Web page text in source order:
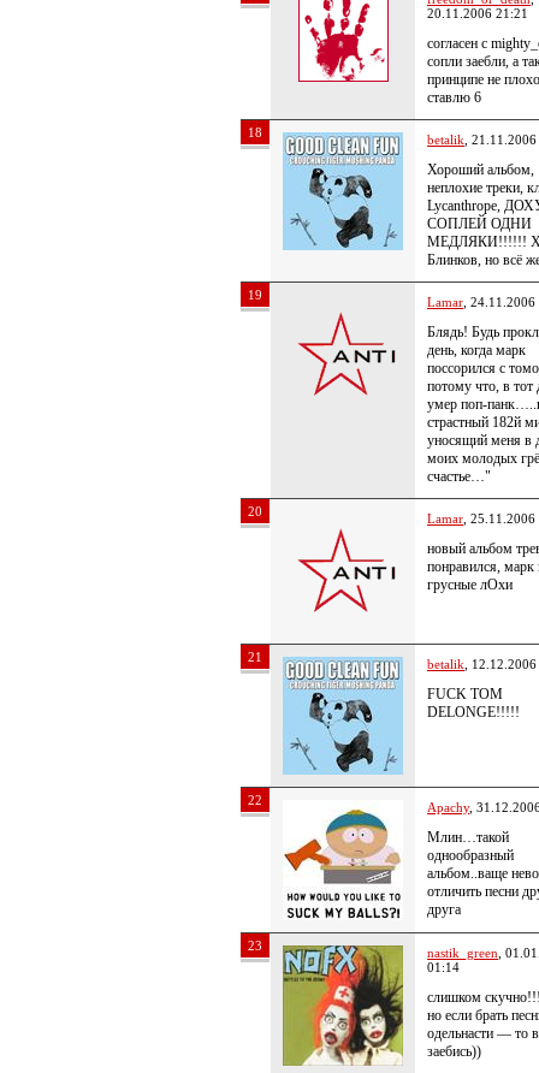
20.11.2006 21:21
согласен с
сопли заебли, а
принципе не
ставлю 6
18 betalik ,
Хороший альбом,
неплохие треки,
Lycanthrope,
СОПЛЕЙ ОДНИ
МЕДЛЯКИ!!!!!!
Блинков, но всё
19 Lamar ,
Блядь! Будь
день, когда марк
поссорился с
потому что, в тот
умер поп-
страстный 182й
уносящий меня в
моих молодых
счастье…"
20 Lamar ,
новый альбом
понравился,
грусные лОхи
21 betalik ,
FUCK TOM
DELONGE!!!!!
22 Apachy,
Млин…такой
однообразный
альбом..ваще
отличить песни
друга
23 nastik_green ,
01:14
слишком
но если брать
одельнасти — то
заебись))